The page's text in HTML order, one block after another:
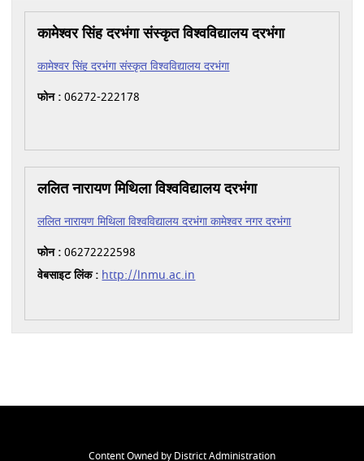
कामेश्वर सिंह दरभंगा संस्कृत विश्वविद्यालय दरभंगा
कामेश्वर सिंह दरभंगा संस्कृत विश्वविद्यालय दरभंगा
फोन :06272-222178
ललित नारायण मिथिला विश्वविद्यालय दरभंगा
ललित नारायण मिथिला विश्वविद्यालय दरभंगा कामेश्वर नगर दरभंगा
फोन :06272222598
वेबसाइट लिंक : http://lnmu.ac.in
Content Owned by District Administration